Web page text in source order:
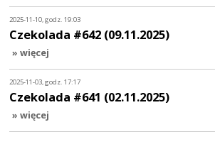
2025-11-10, godz. 19:03
Czekolada #642 (09.11.2025)
» więcej
2025-11-03, godz. 17:17
Czekolada #641 (02.11.2025)
» więcej